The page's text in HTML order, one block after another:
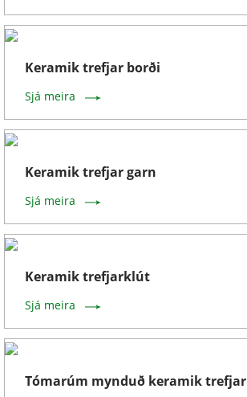
Keramik trefjar borði
Sjá meira
Keramik trefjar garn
Sjá meira
Keramik trefjarklút
Sjá meira
Tómarúm mynduð keramik trefjar